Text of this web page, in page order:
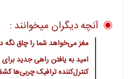
آنچه دیگران میخوانند :
مغز می‌خواهد شما را چاق نگه
امید به یافتن راهی جدید
کنترل‌کننده ترافیک چربی‌ها